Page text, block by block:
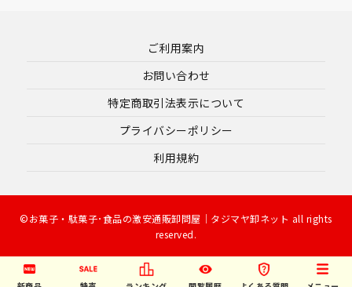
ご利用案内
お問い合わせ
特定商取引法表示について
プライバシーポリシー
利用規約
©お菓子・駄菓子･食品の激安通販卸問屋｜タジマヤ卸ネット all rights
reserved.